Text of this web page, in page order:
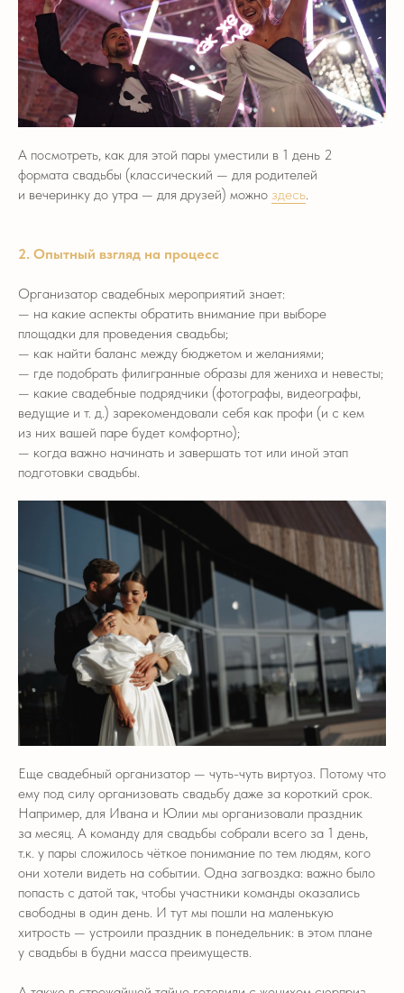
А посмотреть, как для этой пары уместили в 1 день 2
формата свадьбы (классический — для родителей
и вечеринку до утра — для друзей) можно здесь.
2. Опытный взгляд на процесс
Организатор свадебных мероприятий знает:
— на какие аспекты обратить внимание при выборе
площадки для проведения свадьбы;
— как найти баланс между бюджетом и желаниями;
— где подобрать филигранные образы для жениха и невесты;
— какие свадебные подрядчики (фотографы, видеографы,
ведущие и т. д.) зарекомендовали себя как профи (и с кем
из них вашей паре будет комфортно);
— когда важно начинать и завершать тот или иной этап
подготовки свадьбы.
Еще свадебный организатор — чуть-чуть виртуоз. Потому что
ему под силу организовать свадьбу даже за короткий срок.
Например, для Ивана и Юлии мы организовали праздник
за месяц. А команду для свадьбы собрали всего за 1 день,
т.к. у пары сложилось чёткое понимание по тем людям, кого
они хотели видеть на событии. Одна загвоздка: важно было
попасть с датой так, чтобы участники команды оказались
свободны в один день. И тут мы пошли на маленькую
хитрость — устроили праздник в понедельник: в этом плане
у свадьбы в будни масса преимуществ.